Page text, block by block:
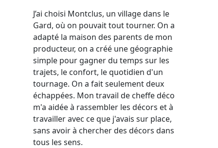
J’ai choisi Montclus, un village dans le
Gard, où on pouvait tout tourner. On a
adapté la maison des parents de mon
producteur, on a créé une géographie
simple pour gagner du temps sur les
trajets, le confort, le quotidien d'un
tournage. On a fait seulement deux
échappées. Mon travail de cheffe déco
m'a aidée à rassembler les décors et à
travailler avec ce que j'avais sur place,
sans avoir à chercher des décors dans
tous les sens.